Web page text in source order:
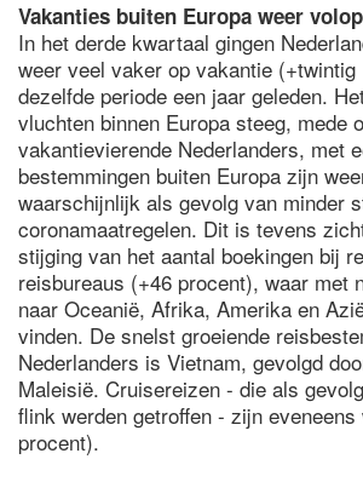
Vakanties buiten Europa weer
In het derde kwartaal gingen
weer veel vaker op vakantie
dezelfde periode een jaar geleden.
vluchten binnen Europa steeg, mede
vakantievierende Nederlanders, met
bestemmingen buiten Europa zijn
waarschijnlijk als gevolg van minder
coronamaatregelen. Dit is tevens
stijging van het aantal boekingen bij
reisbureaus (+46 procent), waar met
naar Oceanië, Afrika, Amerika en
vinden. De snelst groeiende
Nederlanders is Vietnam, gevolgd
Maleisië. Cruisereizen - die als
flink werden getroffen - zijn
procent).